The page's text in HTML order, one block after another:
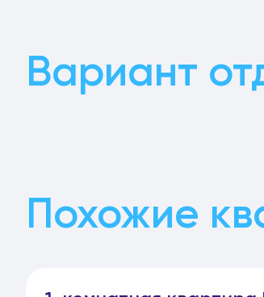
Вариант
Похожие